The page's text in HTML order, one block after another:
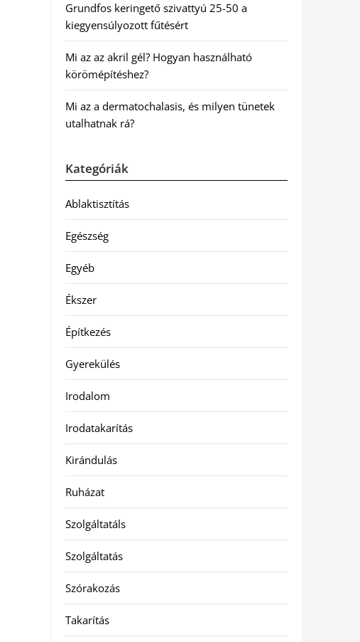
Grundfos keringető szivattyú 25-50 a
kiegyensúlyozott fűtésért
Mi az az akril gél? Hogyan használható
körömépítéshez?
Mi az a dermatochalasis, és milyen tünetek
utalhatnak rá?
Kategóriák
Ablaktisztítás
Egészség
Egyéb
Ékszer
Építkezés
Gyerekülés
Irodalom
Irodatakarítás
Kirándulás
Ruházat
Szolgáltatáls
Szolgáltatás
Szórakozás
Takarítás